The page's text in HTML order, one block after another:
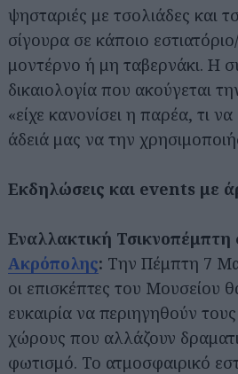
ψησταριές με τσολιάδες και
σίγουρα σε κάποιο
μοντέρνο ή μη ταβερνάκι. Η
δικαιολογία που ακούγεται
«είχε κανονίσει η παρέα, τι
άδειά μας να την
Εκδηλώσεις και events με
Εναλλακτική Τσικνοπέμπτη
Ακρόπολης: Την Πέμπτη 7
οι επισκέπτες του Μουσείου
ευκαιρία να περιηγηθούν
χώρους που αλλάζουν
φωτισμό. Το ατμοσφαιρικό